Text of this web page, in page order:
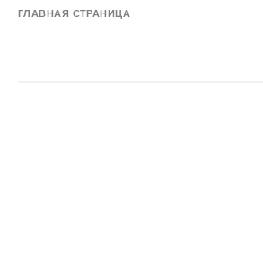
ГЛАВНАЯ СТРАНИЦА